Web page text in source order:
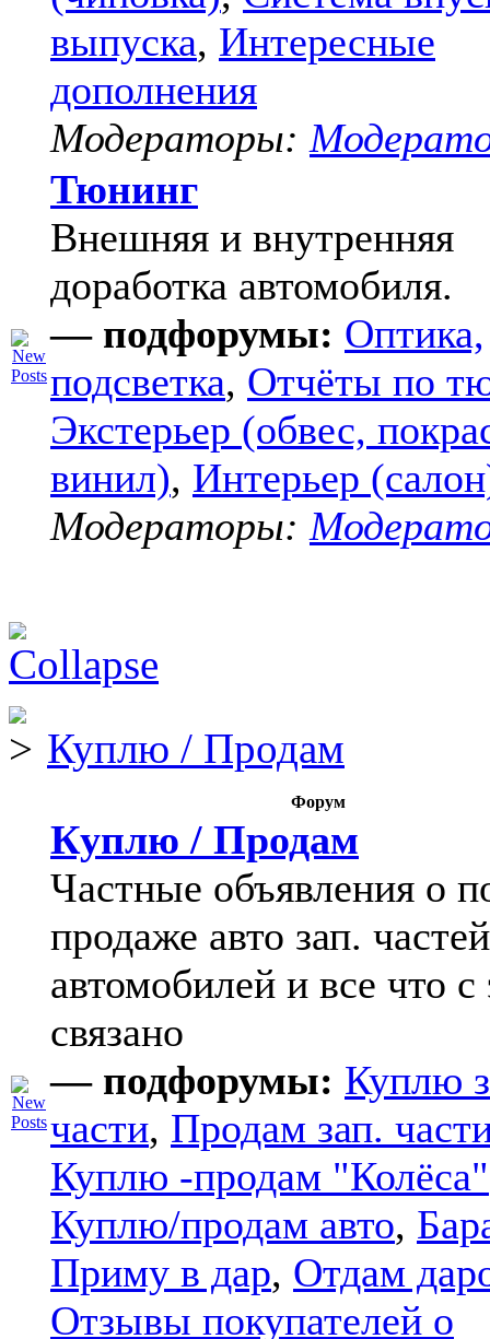
выпуска, Интересные
дополнения
Модераторы:
Тюнинг
Внешняя и внутренняя
доработка автомобиля.
— подфорумы: Оптика,
подсветка, Отчёты по
Экстерьер (обвес,
винил), Интерьер
Модераторы:
Куплю / Продам
Форум
Куплю / Продам
Частные объявления о
продаже авто зап.
автомобилей и все что с
связано
— подфорумы: Куплю
части, Продам зап.
Куплю -продам "Колёса"
Куплю/продам авто,
Приму в дар, Отдам
Отзывы покупателей о